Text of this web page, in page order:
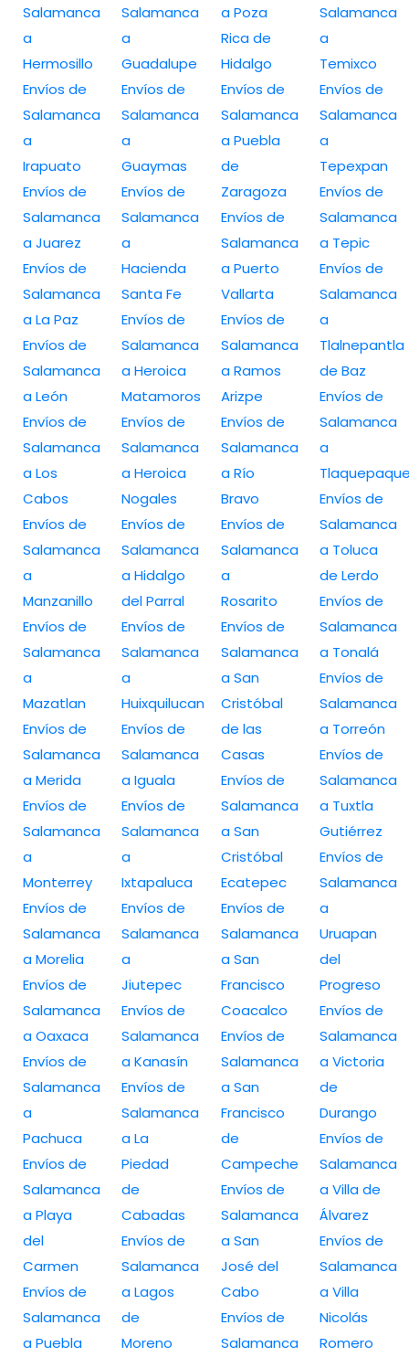
Salamanca
a
Hermosillo
Envíos de
Salamanca
a
Irapuato
Envíos de
Salamanca
a Juarez
Envíos de
Salamanca
a La Paz
Envíos de
Salamanca
a León
Envíos de
Salamanca
a Los
Cabos
Envíos de
Salamanca
a
Manzanillo
Envíos de
Salamanca
a
Mazatlan
Envíos de
Salamanca
a Merida
Envíos de
Salamanca
a
Monterrey
Envíos de
Salamanca
a Morelia
Envíos de
Salamanca
a Oaxaca
Envíos de
Salamanca
a
Pachuca
Envíos de
Salamanca
a Playa
del
Carmen
Envíos de
Salamanca
a Puebla
Salamanca
a
Guadalupe
Envíos de
Salamanca
a
Guaymas
Envíos de
Salamanca
a
Hacienda
Santa Fe
Envíos de
Salamanca
a Heroica
Matamoros
Envíos de
Salamanca
a Heroica
Nogales
Envíos de
Salamanca
a Hidalgo
del Parral
Envíos de
Salamanca
a
Huixquilucan
Envíos de
Salamanca
a Iguala
Envíos de
Salamanca
a
Ixtapaluca
Envíos de
Salamanca
a
Jiutepec
Envíos de
Salamanca
a Kanasín
Envíos de
Salamanca
a La
Piedad
de
Cabadas
Envíos de
Salamanca
a Lagos
de
Moreno
a Poza
Rica de
Hidalgo
Envíos de
Salamanca
a Puebla
de
Zaragoza
Envíos de
Salamanca
a Puerto
Vallarta
Envíos de
Salamanca
a Ramos
Arizpe
Envíos de
Salamanca
a Río
Bravo
Envíos de
Salamanca
a
Rosarito
Envíos de
Salamanca
a San
Cristóbal
de las
Casas
Envíos de
Salamanca
a San
Cristóbal
Ecatepec
Envíos de
Salamanca
a San
Francisco
Coacalco
Envíos de
Salamanca
a San
Francisco
de
Campeche
Envíos de
Salamanca
a San
José del
Cabo
Envíos de
Salamanca
Salamanca
a
Temixco
Envíos de
Salamanca
a
Tepexpan
Envíos de
Salamanca
a Tepic
Envíos de
Salamanca
a
Tlalnepantla
de Baz
Envíos de
Salamanca
a
Envíos de
Salamanca
a Toluca
de Lerdo
Envíos de
Salamanca
a Tonalá
Envíos de
Salamanca
a Torreón
Envíos de
Salamanca
a Tuxtla
Gutiérrez
Envíos de
Salamanca
a
Uruapan
del
Progreso
Envíos de
Salamanca
a Victoria
de
Durango
Envíos de
Salamanca
a Villa de
Álvarez
Envíos de
Salamanca
a Villa
Nicolás
Romero